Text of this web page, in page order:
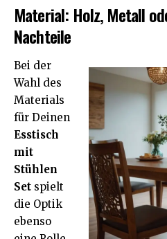
Material: Holz, Metall
Nachteile
Bei der
Wahl des
Materials
für Deinen
Esstisch
mit
Stühlen
Set spielt
die Optik
ebenso